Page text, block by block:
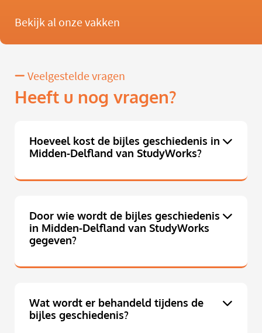
Bekijk al onze vakken
Veelgestelde vragen
Heeft u nog vragen?
Hoeveel kost de bijles geschiedenis in
Midden-Delfland van StudyWorks?
Door wie wordt de bijles geschiedenis
in Midden-Delfland van StudyWorks
gegeven?
Wat wordt er behandeld tijdens de
bijles geschiedenis?